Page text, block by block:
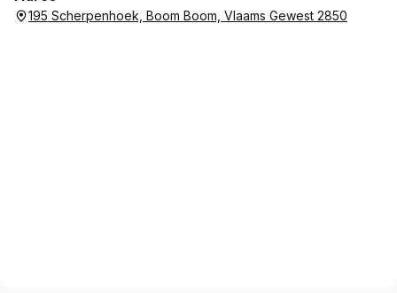
195 Scherpenhoek, Boom Boom, Vlaams Gewest 2850